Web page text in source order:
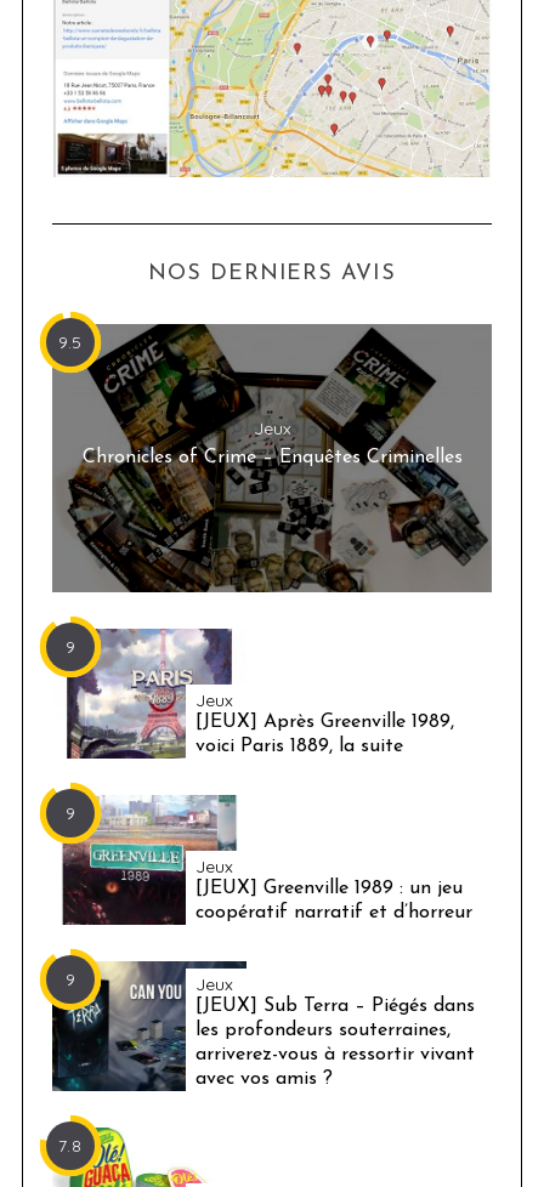
NOS DERNIERS AVIS
9.5
Jeux
Chronicles of Crime – Enquêtes Criminelles
9
Jeux
[JEUX] Après Greenville 1989,
voici Paris 1889, la suite
9
Jeux
[JEUX] Greenville 1989 : un jeu
coopératif narratif et d’horreur
9 Jeux
[JEUX] Sub Terra – Piégés dans
les profondeurs souterraines,
arriverez-vous à ressortir vivant
avec vos amis ?
7.8